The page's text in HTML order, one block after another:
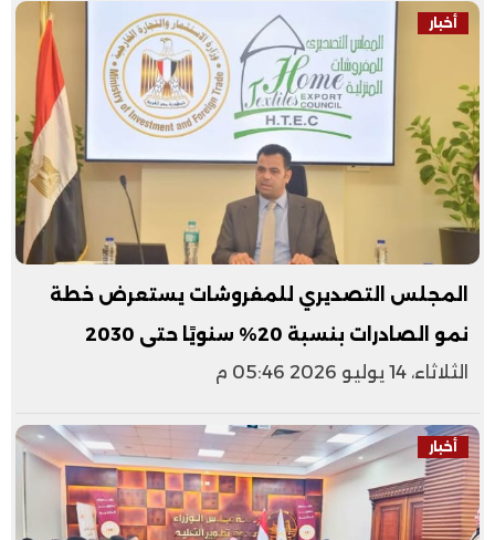
أخبار
المجلس التصديري للمفروشات يستعرض خطة
نمو الصادرات بنسبة 20% سنويًا حتى 2030
الثلاثاء، 14 يوليو 2026 05:46 م
أخبار